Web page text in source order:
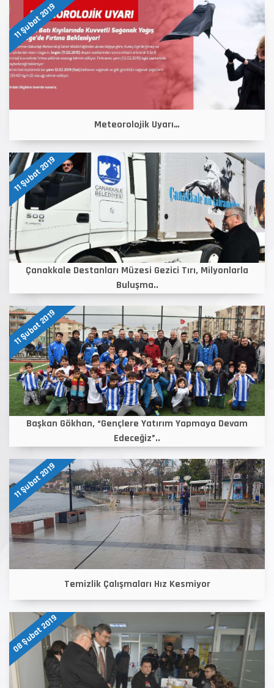
11 Şubat 2019
Meteorolojik Uyarı…
11 Şubat 2019
Çanakkale Destanları Müzesi Gezici Tırı, Milyonlarla
Buluşma..
11 Şubat 2019
Başkan Gökhan, “Gençlere Yatırım Yapmaya Devam
Edeceğiz”..
11 Şubat 2019
Temizlik Çalışmaları Hız Kesmiyor
08 Şubat 2019